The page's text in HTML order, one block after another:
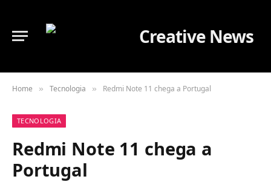
Home » Tecnologia » Redmi Note 11 chega a Portugal
TECNOLOGIA
Redmi Note 11 chega a
Portugal